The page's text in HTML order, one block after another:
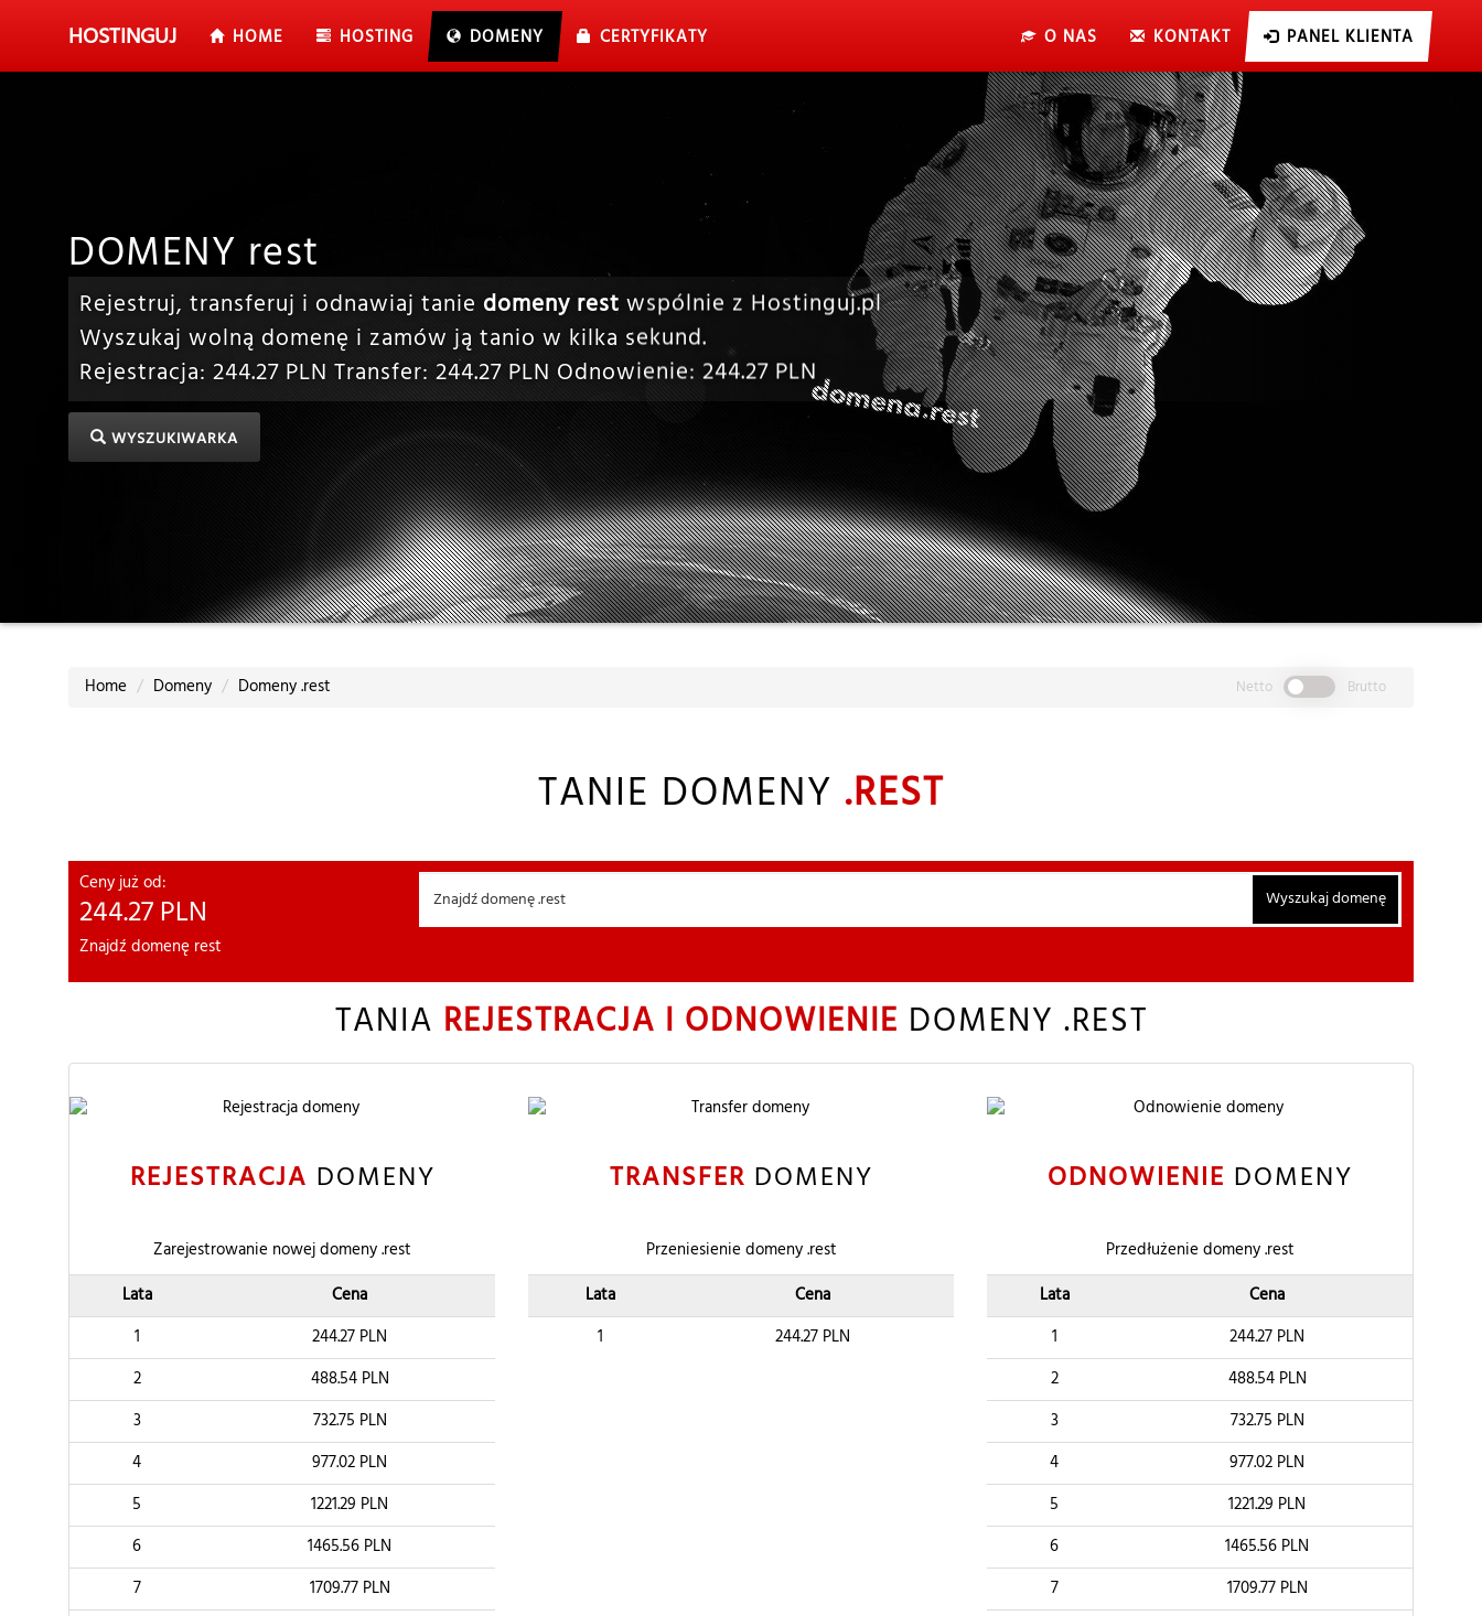
HOSTINGUJ HOME HOSTING DOMENY CERTYFIKATY O NAS KONTAKT PANEL KLIENTA
DOMENY rest
Rejestruj, transferuj i odnawiaj tanie domeny rest wspólnie z Hostinguj.pl
Wyszukaj wolną domenę i zamów ją tanio w kilka sekund.
Rejestracja: 244.27 PLN Transfer: 244.27 PLN Odnowienie: 244.27 PLN
WYSZUKIWARKA
Home Domeny Domeny .rest Netto Brutto
TANIE DOMENY .REST
Ceny już od:
244.27 PLN
Znajdź domenę rest
Wyszukaj domenę
TANIA REJESTRACJA I ODNOWIENIE DOMENY .REST
REJESTRACJA DOMENY
Zarejestrowanie nowej domeny .rest
Lata
Cena
1
244.27 PLN
2
488.54PLN
3
732.75 PLN
4
977.02 PLN
5
1221.29 PLN
6
1465.56 PLN
7
1709.77PLN
TRANSFER DOMENY
Przeniesienie domeny .rest
Lata
Cena
1
244.27 PLN
ODNOWIENIE DOMENY
Przedłużenie domeny .rest
Lata
Cena
1
244.27 PLN
2
488.54PLN
3
732.75 PLN
4
977.02 PLN
5
1221.29 PLN
6
1465.56 PLN
7
1709.77PLN